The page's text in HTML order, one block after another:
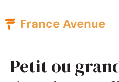
Aller
au
France Avenue
Petit ou